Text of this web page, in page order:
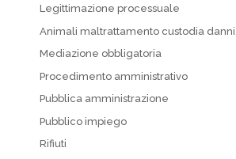
Legittimazione processuale
Animali maltrattamento custodia danni…
Mediazione obbligatoria
Procedimento amministrativo
Pubblica amministrazione
Pubblico impiego
Rifiuti